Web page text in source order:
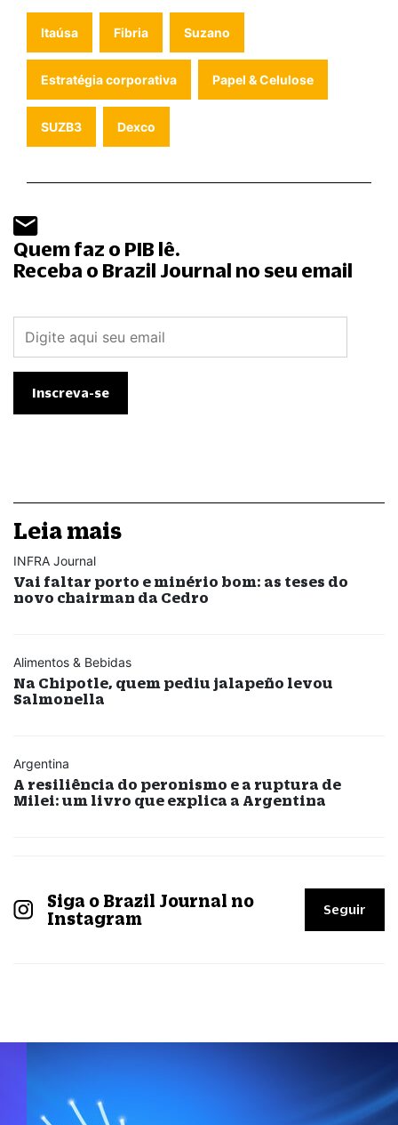
Itaúsa Fibria Suzano
Estratégia corporativa Papel & Celulose
SUZB3 Dexco
Quem faz o PIB lê.
Receba o Brazil Journal no seu email
Leia mais
INFRA Journal
Vai faltar porto e minério bom: as teses do
novo chairman da Cedro
Alimentos & Bebidas
Na Chipotle, quem pediu jalapeño levou
Salmonella
Argentina
A resiliência do peronismo e a ruptura de
Milei: um livro que explica a Argentina
Siga o Brazil Journal no
Instagram
Seguir